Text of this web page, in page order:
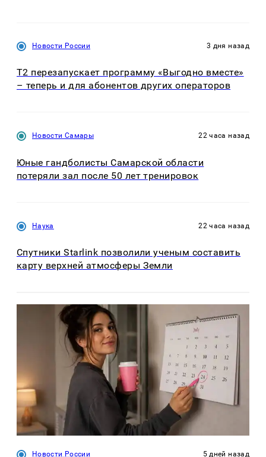
Новости России 3 дня назад
Т2 перезапускает программу «Выгодно вместе»
– теперь и для абонентов других операторов
Новости Самары 22 часа назад
Юные гандболисты Самарской области
потеряли зал после 50 лет тренировок
Наука 22 часа назад
Спутники Starlink позволили ученым составить
карту верхней атмосферы Земли
Новости России 5 дней назад